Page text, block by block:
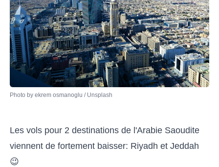
Photo by ekrem osmanoglu / Unsplash
Les vols pour 2 destinations de l'Arabie Saoudite
viennent de fortement baisser: Riyadh et Jeddah
😉